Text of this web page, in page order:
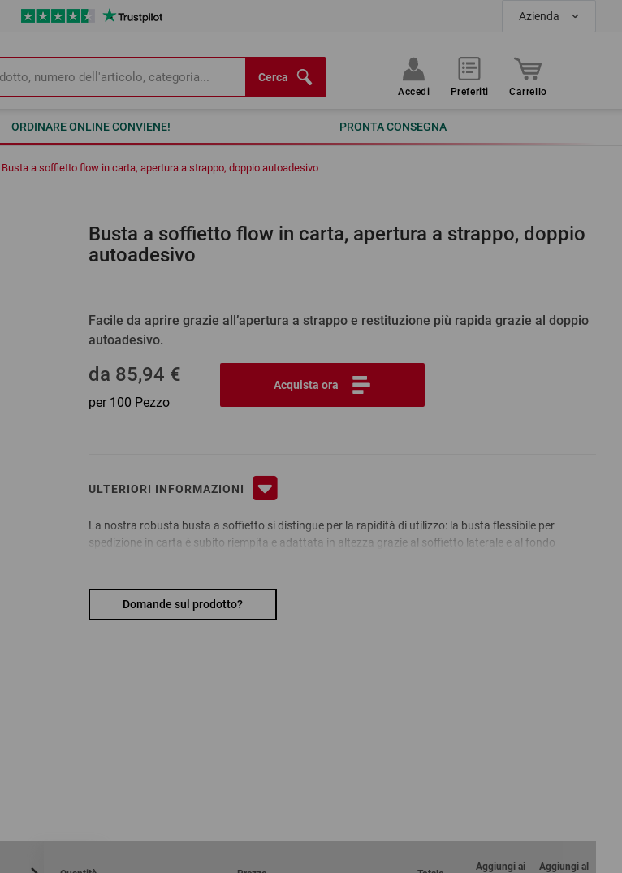
Azienda
Cerca
Accedi Preferiti Carrello
ORDINARE ONLINE CONVIENE! PRONTA CONSEGNA
Busta a soffietto flow in carta, apertura a strappo, doppio autoadesivo
Busta a soffietto flow in carta, apertura a strappo, doppio
autoadesivo
Facile da aprire grazie all’apertura a strappo e restituzione più rapida grazie al doppio
autoadesivo.
da 85,94 €
per 100 Pezzo
Acquista ora
ULTERIORI INFORMAZIONI
La nostra robusta busta a soffietto si distingue per la rapidità di utilizzo: la busta flessibile per
spedizione in carta è subito riempita e adattata in altezza grazie al soffietto laterale e al fondo
pratica per il commercio online e l’ufficio.
Domande sul prodotto?
Aggiungi ai
Aggiungi al